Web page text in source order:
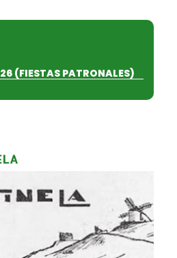
(FIESTAS PATRONALES)